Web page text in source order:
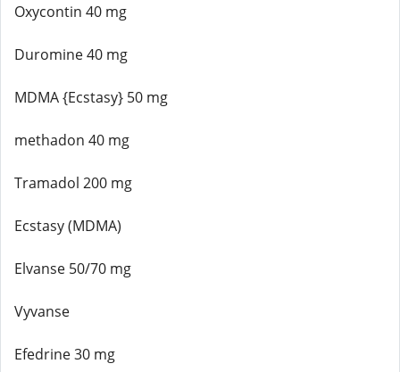
Oxycontin 40 mg
Duromine 40 mg
MDMA {Ecstasy} 50 mg
methadon 40 mg
Tramadol 200 mg
Ecstasy (MDMA)
Elvanse 50/70 mg
Vyvanse
Efedrine 30 mg